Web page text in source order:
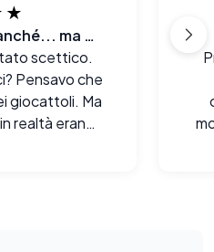
Non mi aspettavo granché... ma wow.
scettico.
Pensavo che
giocattoli. Ma
realtà erano